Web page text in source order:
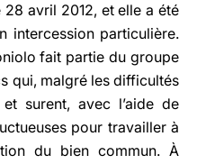
avril 2012, et elle a été
intercession particulière.
fait partie du groupe
qui, malgré les difficultés
surent, avec l’aide de
pour travailler à
du bien commun. À